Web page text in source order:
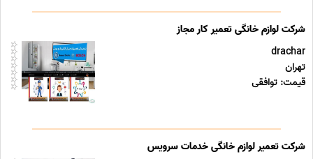
شرکت لوازم خانگی تعمیر کار مجاز
drachar
تهران
قیمت: توافقی
شرکت تعمیر لوازم خانگی خدمات سرویس